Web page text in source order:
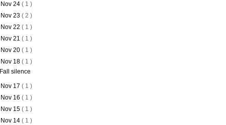
Nov 24( 1 )
Nov 23( 2 )
Nov 22( 1 )
Nov 21( 1 )
Nov 20( 1 )
Nov 18( 1 )
Fall silence
Nov 17( 1 )
Nov 16( 1 )
Nov 15( 1 )
Nov 14( 1 )